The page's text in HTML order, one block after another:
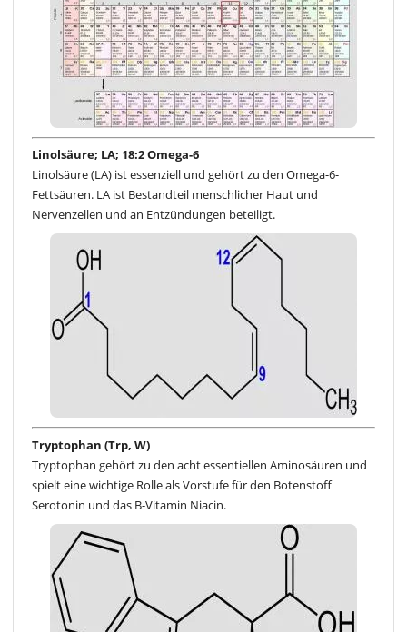
Linolsäure; LA; 18:2 Omega-6
Linolsäure (LA) ist essenziell und gehört zu den Omega-6-
Fettsäuren. LA ist Bestandteil menschlicher Haut und
Nervenzellen und an Entzündungen beteiligt.
Tryptophan (Trp, W)
Tryptophan gehört zu den acht essentiellen Aminosäuren und
spielt eine wichtige Rolle als Vorstufe für den Botenstoff
Serotonin und das B-Vitamin Niacin.